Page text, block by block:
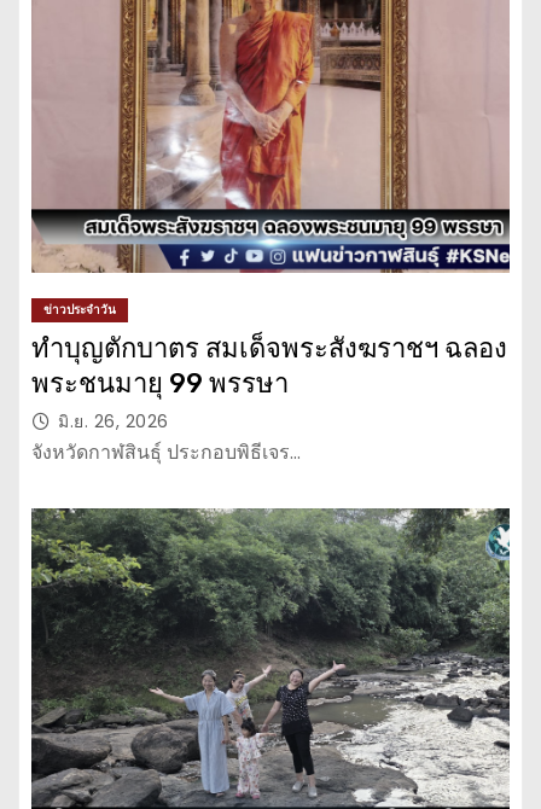
ข่าวประจำวัน
ทำบุญตักบาตร สมเด็จพระสังฆราชฯ ฉลอง
พระชนมายุ 99 พรรษา
มิ.ย. 26, 2026
จังหวัดกาฬสินธุ์ ประกอบพิธีเจร…